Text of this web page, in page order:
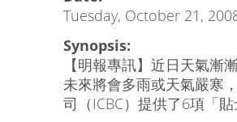
Tuesday, October 21,
Synopsis:
【明報專訊】近日天氣漸
未來將會多雨或天氣嚴寒
司（ICBC）提供了6項「貼